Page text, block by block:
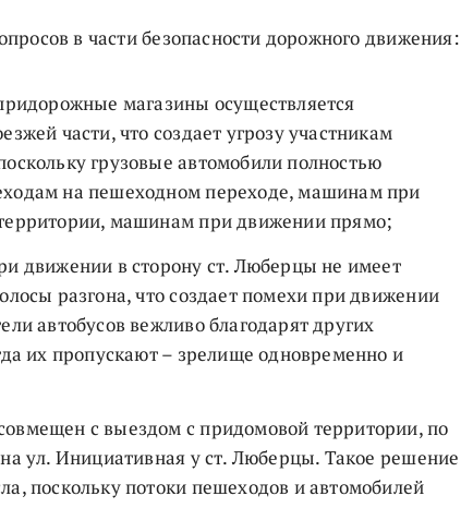
в части безопасности дорожного движения:
магазины осуществляется
части, что создает угрозу участникам
грузовые автомобили полностью
на пешеходном переходе, машинам при
машинам при движении прямо;
движении в сторону ст. Люберцы не имеет
разгона, что создает помехи при движении
автобусов вежливо благодарят других
их пропускают – зрелище одновременно и
с выездом с придомовой территории, по
ул. Инициативная у ст. Люберцы. Такое решение
поскольку потоки пешеходов и автомобилей